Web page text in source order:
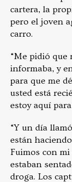
cartera, la
pero el joven
carro.
“Me pidió que
informaba, y
para que me
usted está
estoy aquí
“Y un día
están
Fuimos con
estaban
droga. Los